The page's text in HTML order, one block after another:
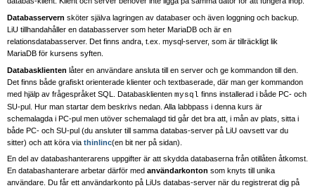
Databasservern sköter själva lagringen av databaser och även loggning och backup.
LiU tillhandahåller en databasserver som heter MariaDB och är en
relationsdatabasserver. Det finns andra, t.ex. mysql-server, som är tillräckligt lik
MariaDB för kursens syften.
Databasklienten låter en användare ansluta till en server och ge kommandon till den.
Det finns både grafiskt orienterade klienter och textbaserade, där man ger kommandon
med hjälp av frågespråket SQL. Databasklienten mysql finns installerad i både PC- och
SU-pul. Hur man startar dem beskrivs nedan. Alla labbpass i denna kurs är
schemalagda i PC-pul men utöver schemalagd tid går det bra att, i mån av plats, sitta i
både PC- och SU-pul (du ansluter till samma databas-server på LiU oavsett var du
sitter) och att köra via thinlinc(en bit ner på sidan).
En del av databashanterarens uppgifter är att skydda databaserna från otillåten åtkomst.
En databashanterare arbetar därför med användarkonton som knyts till unika
användare. Du får ett användarkonto på LiUs databas-server när du registrerat dig på